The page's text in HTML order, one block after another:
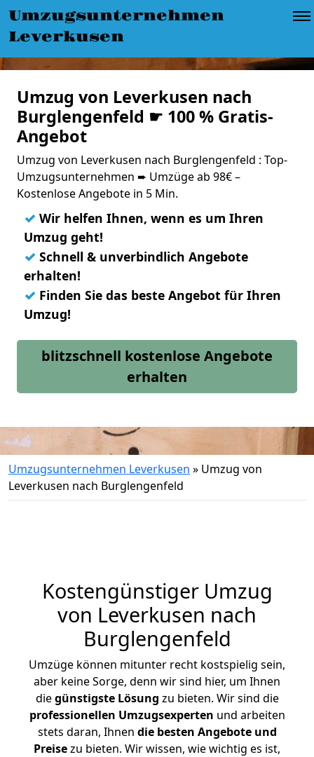
Umzugsunternehmen
Leverkusen
Umzug von Leverkusen nach
Burglengenfeld ☛ 100 % Gratis-
Angebot
Umzug von Leverkusen nach Burglengenfeld : Top-
Umzugsunternehmen ➨ Umzüge ab 98€ –
Kostenlose Angebote in 5 Min.
✓ Wir helfen Ihnen, wenn es um Ihren
Umzug geht!
✓ Schnell & unverbindlich Angebote
erhalten!
✓ Finden Sie das beste Angebot für Ihren
Umzug!
blitzschnell kostenlose Angebote
erhalten
Umzugsunternehmen Leverkusen » Umzug von
Leverkusen nach Burglengenfeld
Kostengünstiger Umzug
von Leverkusen nach
Burglengenfeld
Umzüge können mitunter recht kostspielig sein,
aber keine Sorge, denn wir sind hier, um Ihnen
diegünstigste Lösung zu bieten. Wir sind die
professionellen Umzugsexperten und arbeiten
stets daran, Ihnen die besten Angebote und
Preisezu bieten. Wir wissen, wie wichtig es ist,